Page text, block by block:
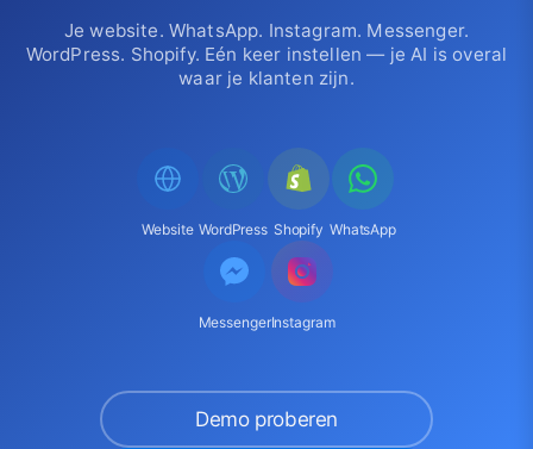
Je website. WhatsApp. Instagram. Messenger.
WordPress. Shopify. Eén keer instellen — je AI is overal
waar je klanten zijn.
Website WordPress Shopify WhatsApp
MessengerInstagram
Demo proberen